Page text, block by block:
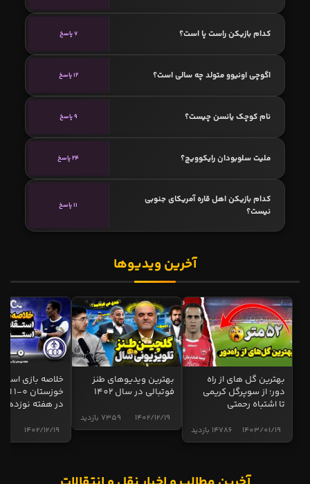
کدام بازیکن راست پا است؟ 7 پاسخ
اگوچی اونیوو متولد چه سالی است؟ 12 پاسخ
نام کوچک یانسن چیست؟ 9 پاسخ
ملیت سلوبودان رایکوویچ؟ 24 پاسخ
کدام بازیکن اهل قاره آمریکای جنوبی
نیست؟
11 پاسخ
آخرین ویدیوها
بهترین گل های از راه
دور؛ از سوپرگل کریمی
تا اشتباه رحمتی
14786 بازدید 1403/01/19
بهترین ویدیوهای طنز
فوتبالی در سال 1402
7359 بازدید 1402/12/19
خلاصه بازی
در هفته نوزدهم
1402/12/19